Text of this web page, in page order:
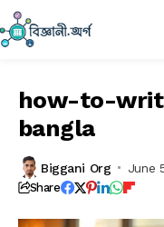
how-to-
bangla
Biggani Org June
Share